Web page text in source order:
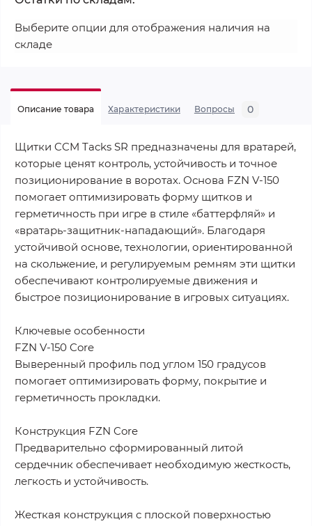
Выберите опции для отображения наличия на
складе
Описание товара Характеристики Вопросы 0
Щитки CCM Tacks SR предназначены для вратарей,
которые ценят контроль, устойчивость и точное
позиционирование в воротах. Основа FZN V-150
помогает оптимизировать форму щитков и
герметичность при игре в стиле «баттерфляй» и
«вратарь-защитник-нападающий». Благодаря
устойчивой основе, технологии, ориентированной
на скольжение, и регулируемым ремням эти щитки
обеспечивают контролируемые движения и
быстрое позиционирование в игровых ситуациях.
Ключевые особенности
FZN V-150 Core
Выверенный профиль под углом 150 градусов
помогает оптимизировать форму, покрытие и
герметичность прокладки.
Конструкция FZN Core
Предварительно сформированный литой
сердечник обеспечивает необходимую жесткость,
легкость и устойчивость.
Жесткая конструкция с плоской поверхностью